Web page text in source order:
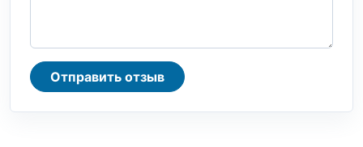
Отправить отзыв